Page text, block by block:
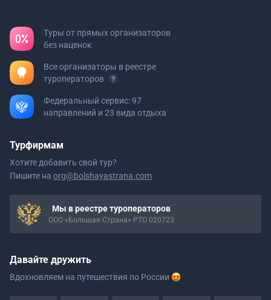
Туры от прямых организаторов
без наценок
Все организаторы в реестре
туроператоров
Федеральный сервис: 97
направлений и 23 вида отдыха
Турфирмам
Хотите добавить свой тур?
Пишите на org@bolshayastrana.com
Мы в реестре туроператоров
ООО «Большая Страна» РТО 020723
Давайте дружить
Вдохновляем на путешествия по России